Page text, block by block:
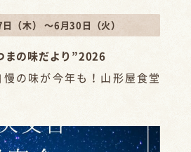
（木） ～6月30日（火）
まの味だより”2026
の味が今年も！山形屋食堂